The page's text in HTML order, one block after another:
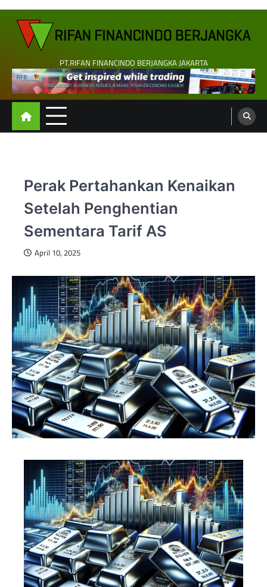
Skip
content
PT.RIFAN FINANCINDO BERJANGKA JAKARTA
Perak Pertahankan Kenaikan
Setelah Penghentian
Sementara Tarif AS
April 10, 2025